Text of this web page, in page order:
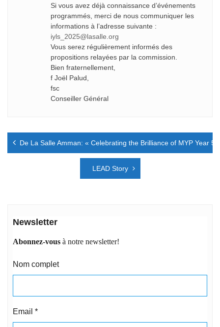
Si vous avez déjà connaissance d’événements
programmés, merci de nous communiquer les
informations à l’adresse suivante :
iyls_2025@lasalle.org
Vous serez régulièrement informés des
propositions relayées par la commission.
Bien fraternellement,
f Joël Palud,
fsc
Conseiller Général
Navigation
De La Salle Amman: « Celebrating the Brilliance of MYP Year 5
LEAD Story
Newsletter
Abonnez-vous à notre newsletter!
Nom complet
Email *